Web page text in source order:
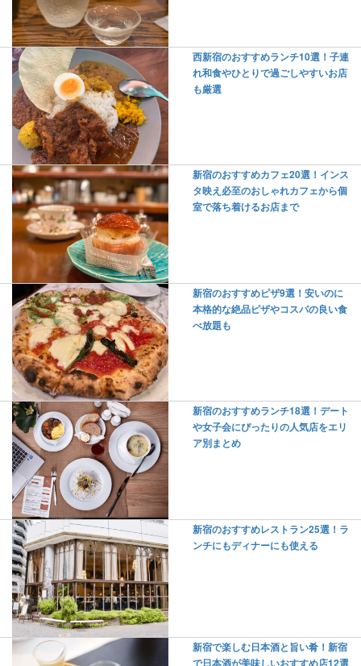
西新宿のおすすめランチ10選！子連
れ和食やひとりで過ごしやすいお店
も厳選
新宿のおすすめカフェ20選！インス
タ映え必至のおしゃれカフェから個
室で落ち着けるお店まで
新宿のおすすめピザ9選！安いのに
本格的な絶品ピザやコスパの良い食
べ放題も
新宿のおすすめランチ18選！デート
や女子会にぴったりの人気店をエリ
ア別まとめ
新宿のおすすめレストラン25選！ラ
ンチにもディナーにも使える
新宿で楽しむ日本酒と旨い肴！新宿
で日本酒が美味しいおすすめ店12選